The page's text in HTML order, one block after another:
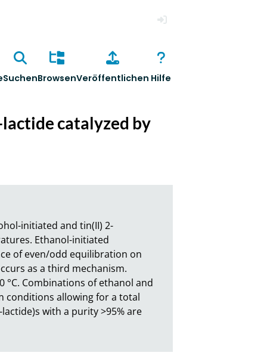
SuchenBrowsenVeröffentlichen Hilfe
catalyzed by
initiated and tin(II) 2-
Ethanol-initiated
of even/odd equilibration on
as a third mechanism.
°C. Combinations of ethanol and
conditions allowing for a total
with a purity >95% are